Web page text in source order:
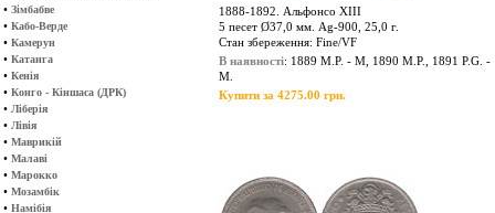
• Зімбабве
• Кабо-Верде
• Камерун
• Катанга
• Кенія
• Конго - Кіншаса (ДРК)
• Ліберія
• Лівія
• Маврикій
• Малаві
• Марокко
• Мозамбік
• Намібія
1888-1892. Альфонсо XIII
5 песет Ø37,0 мм. Ag-900, 25,0 г.
Стан збереження: Fine/VF
В наявності: 1889 M.P. - M, 1890 M.P., 1891 P.G. -
M.
Купити за 4275.00 грн.